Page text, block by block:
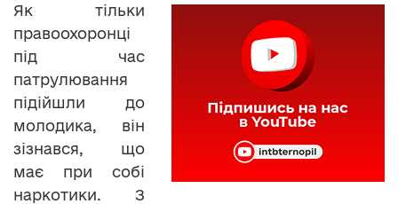
Як тільки
правоохоронці
під час
патрулювання
підійшли до
молодика, він
зізнався, що
має при собі
наркотики. З